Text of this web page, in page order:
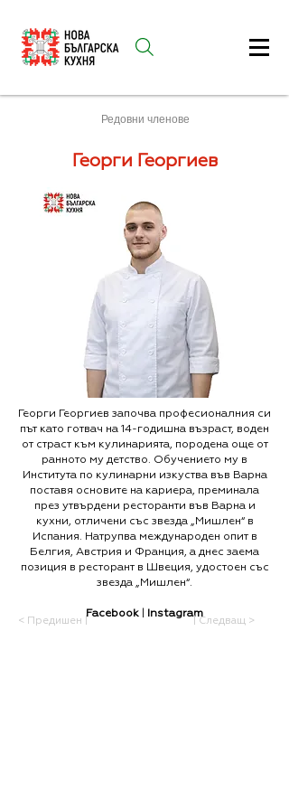
Редовни членове
Георги Георгиев
Георги Георгиев започва професионалния си
път като готвач на 14-годишна възраст, воден
от страст към кулинарията, породена още от
ранното му детство. Обучението му в
Института по кулинарни изкуства във Варна
поставя основите на кариера, преминала
през утвърдени ресторанти във Варна и
кухни, отличени със звезда „Мишлен“ в
Испания. Натрупва международен опит в
Белгия, Австрия и Франция, а днес заема
позиция в ресторант в Швеция, удостоен със
звезда „Мишлен“.
Facebook Instagram
< Предишен | | Следващ >